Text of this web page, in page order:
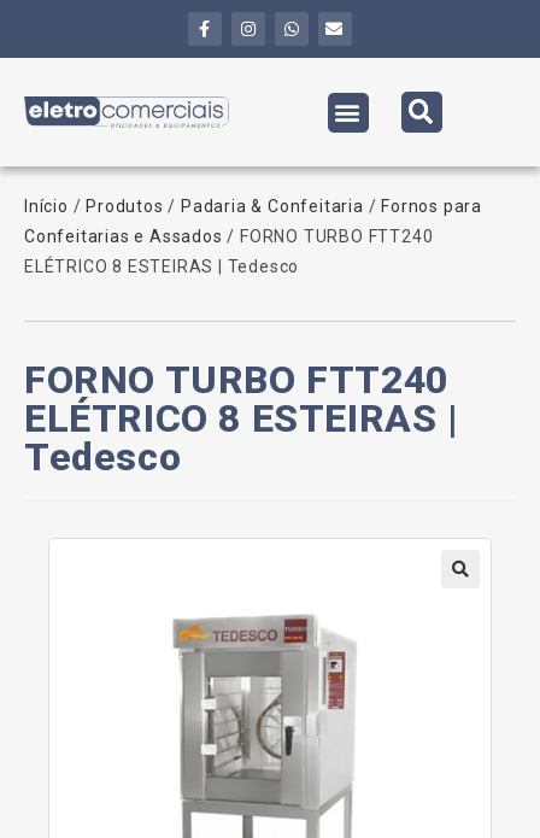
Início / Produtos / Padaria & Confeitaria / Fornos para
Confeitarias e Assados / FORNO TURBO FTT240
ELÉTRICO 8 ESTEIRAS | Tedesco
FORNO TURBO FTT240
ELÉTRICO 8 ESTEIRAS |
Tedesco